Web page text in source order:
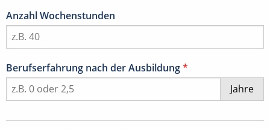
Anzahl Wochenstunden
Berufserfahrung nach der Ausbildung*
Jahre